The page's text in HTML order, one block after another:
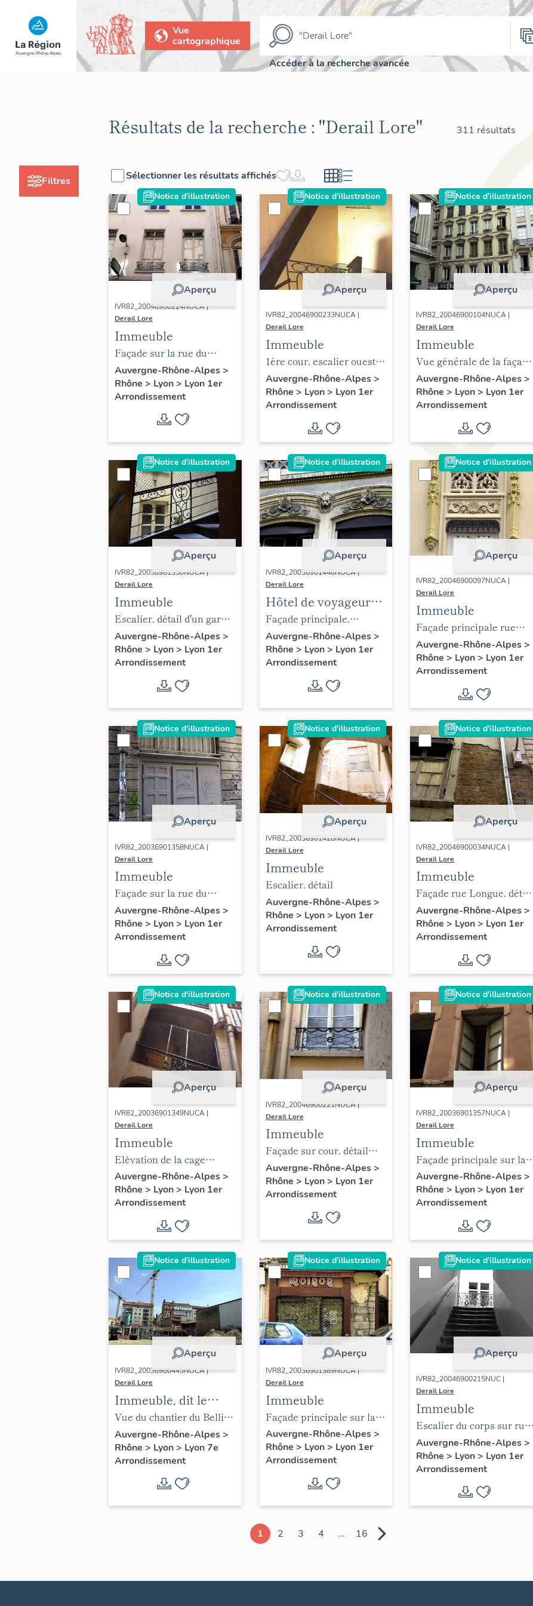
Vue
cartographique
Accéder à la recherche avancée
Filtres
Résultats de la recherche : "Derail Lore" 311 résultats
Sélectionner les résultats affichés
Notice d'illustration
Aperçu
IVR82_20046900224NUCA |
Derail Lore
Immeuble
Façade sur la rue du
Plâtre, détail des fenêtres
du 1er étage
Auvergne-Rhône-Alpes>
Rhône > Lyon> Lyon 1er
Arrondissement
Notice d'illustration
Aperçu
IVR82_20046900233NUCA |
Derail Lore
Immeuble
1ère cour, escalier ouest,
vue prise du palier du 5e
étage
Auvergne-Rhône-Alpes>
Rhône > Lyon> Lyon 1er
Arrondissement
Notice d'illustration
Aperçu
IVR82_20046900104NUCA |
Derail Lore
Immeuble
Vue générale de la façade
principale
Auvergne-Rhône-Alpes>
Rhône > Lyon> Lyon 1er
Arrondissement
Notice d'illustration
Aperçu
IVR82_20036901350NUCA |
Derail Lore
Immeuble
Escalier, détail d'un garde-
corps donnant sur la
deuxième cour
Auvergne-Rhône-Alpes>
Rhône > Lyon> Lyon 1er
Arrondissement
Notice d'illustration
Aperçu
IVR82_20036901446NUCA |
Derail Lore
Hôtel de voyageurs
de Paris
Façade principale,
sommet des fenêtres du
deuxième étage
Auvergne-Rhône-Alpes>
Rhône > Lyon> Lyon 1er
Arrondissement
Notice d'illustration
Aperçu
IVR82_20046900097NUCA |
Derail Lore
Immeuble
Façade principale rue
Chavanne, détail de la
baie axiale du 4e étage
Auvergne-Rhône-Alpes>
Rhône > Lyon> Lyon 1er
Arrondissement
Notice d'illustration
Aperçu
IVR82_20036901358NUCA |
Derail Lore
Immeuble
Façade sur la rue du
Major-Martin, ouverture
de boutique
Auvergne-Rhône-Alpes>
Rhône > Lyon> Lyon 1er
Arrondissement
Notice d'illustration
Aperçu
IVR82_20036901420NUCA |
Derail Lore
Immeuble
Escalier, détail
Auvergne-Rhône-Alpes>
Rhône > Lyon> Lyon 1er
Arrondissement
Notice d'illustration
Aperçu
IVR82_20046900034NUCA |
Derail Lore
Immeuble
Façade rue Longue, détail
de l'appareillage des
moellons au 2e niveau
Auvergne-Rhône-Alpes>
Rhône > Lyon> Lyon 1er
Arrondissement
Notice d'illustration
Aperçu
IVR82_20036901349NUCA |
Derail Lore
Immeuble
Elévation de la cage
d'escalier sur la deuxième
cour, partie haute
Auvergne-Rhône-Alpes>
Rhône > Lyon> Lyon 1er
Arrondissement
Notice d'illustration
Aperçu
IVR82_20046900221NUCA |
Derail Lore
Immeuble
Façade sur cour, détail
d'un appui de fenêtre
Auvergne-Rhône-Alpes>
Rhône > Lyon> Lyon 1er
Arrondissement
Notice d'illustration
Aperçu
IVR82_20036901357NUCA |
Derail Lore
Immeuble
Façade principale sur la
rue Lanterne, baie du
premier étage
Auvergne-Rhône-Alpes>
Rhône > Lyon> Lyon 1er
Arrondissement
Notice d'illustration
Aperçu
IVR82_20036900445NUCA |
Derail Lore
Immeuble, dit le
Bellini
Vue du chantier du Bellini
depuis le sud
Auvergne-Rhône-Alpes>
Rhône > Lyon> Lyon 7e
Arrondissement
Notice d'illustration
Aperçu
IVR82_20036901389NUCA |
Derail Lore
Immeuble
Façade principale sur la
rue de la Platière, rez-de-
chaussée
Auvergne-Rhône-Alpes>
Rhône > Lyon> Lyon 1er
Arrondissement
Notice d'illustration
Aperçu
IVR82_20046900215NUC |
Derail Lore
Immeuble
Escalier du corps sur rue,
vue du rez-de-chaussée
vers le 1er repos
Auvergne-Rhône-Alpes>
Rhône > Lyon> Lyon 1er
Arrondissement
1 2 3 4 ... 16